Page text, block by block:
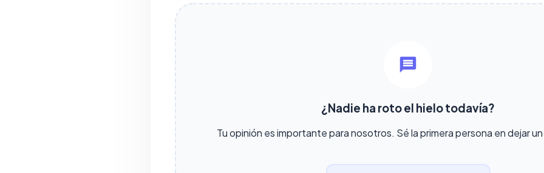
¿Nadie ha roto el hielo todavía?
Tu opinión es importante para nosotros. Sé la primera persona en dejar